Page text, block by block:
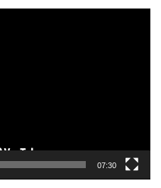
07:30